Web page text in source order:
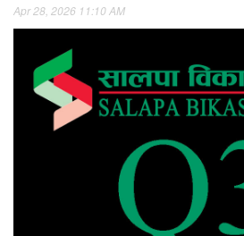
Apr 28, 2026 11:10 AM